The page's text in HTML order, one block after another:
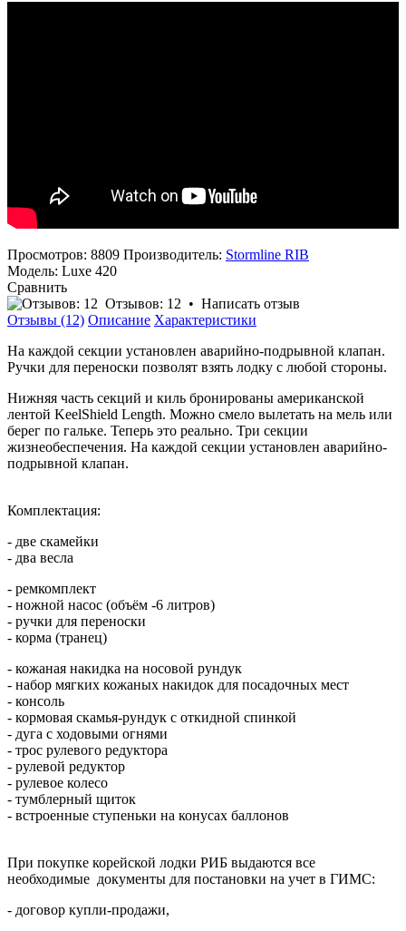
Просмотров: 8809 Производитель: Stormline RIB
Модель: Luxe 420
Сравнить
Отзывов: 12 • Написать отзыв
Отзывы (12) Описание Характеристики
На каждой секции установлен аварийно-подрывной клапан.
Ручки для переноски позволят взять лодку с любой стороны.
Нижняя часть секций и киль бронированы американской
лентой KeelShield Length. Можно смело вылетать на мель или
берег по гальке. Теперь это реально. Три секции
жизнеобеспечения. На каждой секции установлен аварийно-
подрывной клапан.
Комплектация:
- две скамейки
- два весла
- ремкомплект
- ножной насос (объём -6 литров)
- ручки для переноски
- корма (транец)
- кожаная накидка на носовой рундук
- набор мягких кожаных накидок для посадочных мест
- консоль
- кормовая скамья-рундук с откидной спинкой
- дуга с ходовыми огнями
- трос рулевого редуктора
- рулевой редуктор
- рулевое колесо
- тумблерный щиток
- встроенные ступеньки на конусах баллонов
При покупке корейской лодки РИБ выдаются все
необходимые документы для постановки на учет в ГИМС:
- договор купли-продажи,